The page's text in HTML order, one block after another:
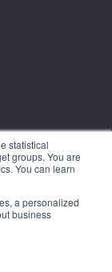
statistical
groups. You are
You can learn
a personalized
business
Piso 15. Santiago,